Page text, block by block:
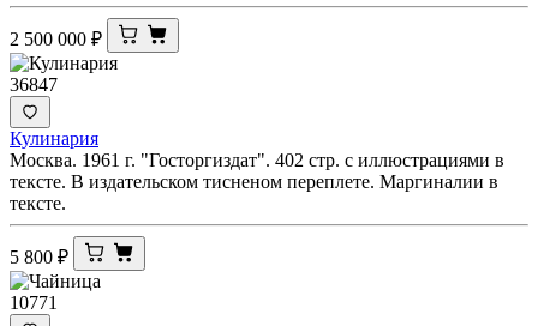
2 500 000 ₽
36847
Кулинария
Москва. 1961 г. "Госторгиздат". 402 стр. с иллюстрациями в
тексте. В издательском тисненом переплете. Маргиналии в
тексте.
5 800 ₽
10771